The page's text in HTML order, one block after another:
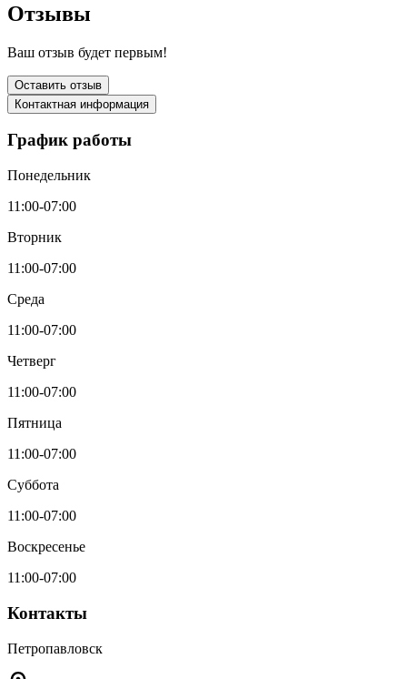
Отзывы
Ваш отзыв будет первым!
Оставить отзыв
Контактная информация
График работы
Понедельник
11:00-07:00
Вторник
11:00-07:00
Среда
11:00-07:00
Четверг
11:00-07:00
Пятница
11:00-07:00
Суббота
11:00-07:00
Воскресенье
11:00-07:00
Контакты
Петропавловск